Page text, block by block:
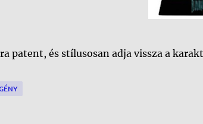
patent, és stílusosan adja vissza a